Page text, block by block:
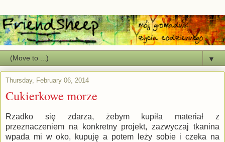
▼
Thursday, February 06, 2014
Cukierkowe morze
Rzadko się zdarza, żebym kupiła materiał z
przeznaczeniem na konkretny projekt, zazwyczaj tkanina
wpada mi w oko, kupuję a potem leży sobie i czeka na